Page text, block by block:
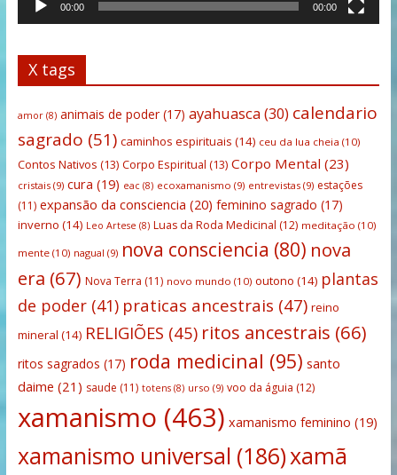
00:00 00:00
X tags
amor(8) animais de poder(17) ayahuasca(30) calendario
sagrado (51) caminhos espirituais (14) ceu da lua cheia (10)
Contos Nativos (13) Corpo Espiritual (13) Corpo Mental (23)
cristais(9) cura (19) eac(8) ecoxamanismo (9) entrevistas(9) estações
(11) expansão da consciencia (20) feminino sagrado (17)
inverno (14) Leo Artese (8) Luas da Roda Medicinal (12) meditação (10)
mente(10) nagual (9) nova consciencia (80) nova
era (67) Nova Terra (11) novo mundo (10) outono (14) plantas
de poder(41) praticas ancestrais (47) reino
mineral (14) RELIGIÕES (45) ritos ancestrais (66)
ritos sagrados (17) roda medicinal (95) santo
daime (21) saude (11) totens(8) urso (9) voo da águia (12)
xamanismo (463) xamanismo feminino (19)
xamanismo universal (186)xamã